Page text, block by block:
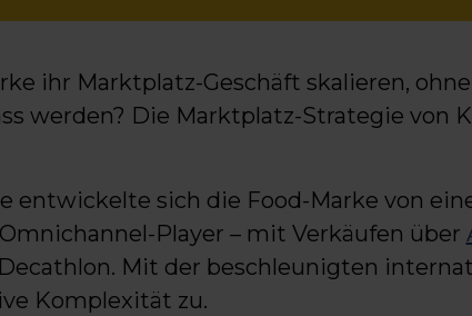
ihr Marktplatz-Geschäft skalieren,
werden? Die Marktplatz-Strategie von
entwickelte sich die Food-Marke von
Player – mit Verkäufen über
Mit der beschleunigten
Komplexität zu.